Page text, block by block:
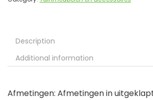
Description
Additional information
Afmetingen: Afmetingen in